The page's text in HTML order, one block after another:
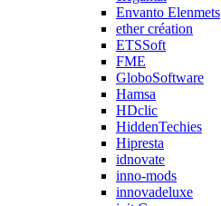
Envanto Elenmets
ether création
ETSSoft
FME
GloboSoftware
Hamsa
HDclic
HiddenTechies
Hipresta
idnovate
inno-mods
innovadeluxe